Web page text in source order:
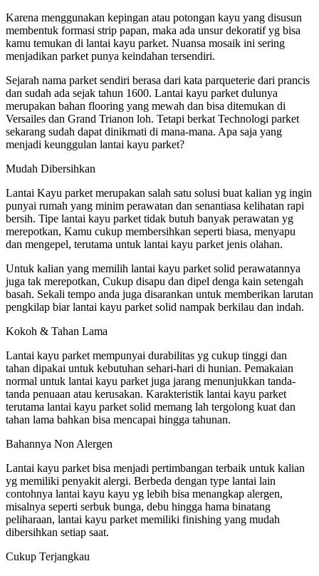
Karena menggunakan kepingan atau potongan kayu yang disusun
membentuk formasi strip papan, maka ada unsur dekoratif yg bisa
kamu temukan di lantai kayu parket. Nuansa mosaik ini sering
menjadikan parket punya keindahan tersendiri.
Sejarah nama parket sendiri berasa dari kata parqueterie dari prancis
dan sudah ada sejak tahun 1600. Lantai kayu parket dulunya
merupakan bahan flooring yang mewah dan bisa ditemukan di
Versailes dan Grand Trianon loh. Tetapi berkat Technologi parket
sekarang sudah dapat dinikmati di mana-mana. Apa saja yang
menjadi keunggulan lantai kayu parket?
Mudah Dibersihkan
Lantai Kayu parket merupakan salah satu solusi buat kalian yg ingin
punyai rumah yang minim perawatan dan senantiasa kelihatan rapi
bersih. Tipe lantai kayu parket tidak butuh banyak perawatan yg
merepotkan, Kamu cukup membersihkan seperti biasa, menyapu
dan mengepel, terutama untuk lantai kayu parket jenis olahan.
Untuk kalian yang memilih lantai kayu parket solid perawatannya
juga tak merepotkan, Cukup disapu dan dipel denga kain setengah
basah. Sekali tempo anda juga disarankan untuk memberikan larutan
pengkilap biar lantai kayu parket solid nampak berkilau dan indah.
Kokoh & Tahan Lama
Lantai kayu parket mempunyai durabilitas yg cukup tinggi dan
tahan dipakai untuk kebutuhan sehari-hari di hunian. Pemakaian
normal untuk lantai kayu parket juga jarang menunjukkan tanda-
tanda penuaan atau kerusakan. Karakteristik lantai kayu parket
terutama lantai kayu parket solid memang lah tergolong kuat dan
tahan lama bahkan bisa mencapai hingga tahunan.
Bahannya Non Alergen
Lantai kayu parket bisa menjadi pertimbangan terbaik untuk kalian
yg memiliki penyakit alergi. Berbeda dengan type lantai lain
contohnya lantai kayu kayu yg lebih bisa menangkap alergen,
misalnya seperti serbuk bunga, debu hingga hama binatang
peliharaan, lantai kayu parket memiliki finishing yang mudah
dibersihkan setiap saat.
Cukup Terjangkau